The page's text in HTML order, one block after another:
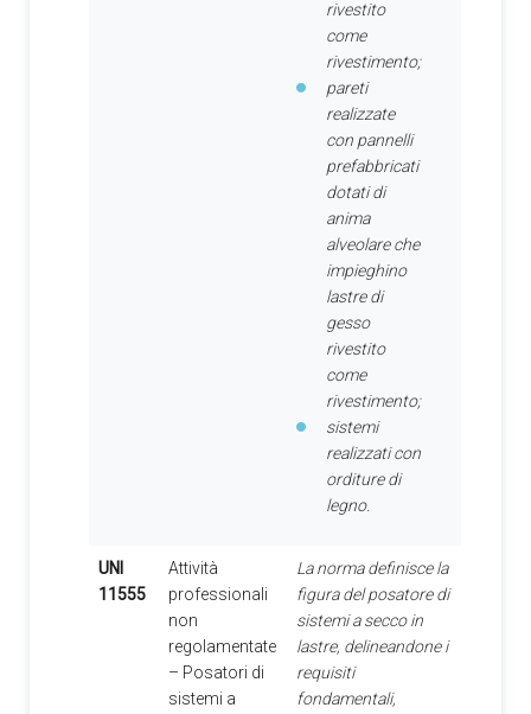
rivestito
come
rivestimento;
pareti
realizzate
con pannelli
prefabbricati
dotati di
anima
alveolare che
impieghino
lastre di
gesso
rivestito
come
rivestimento;
sistemi
realizzati con
orditure di
legno.
UNI
11555
Attività
professionali
non
regolamentate
– Posatori di
sistemi a
La norma definisce la
figura del posatore di
sistemi a secco in
lastre, delineandone i
requisiti
fondamentali,